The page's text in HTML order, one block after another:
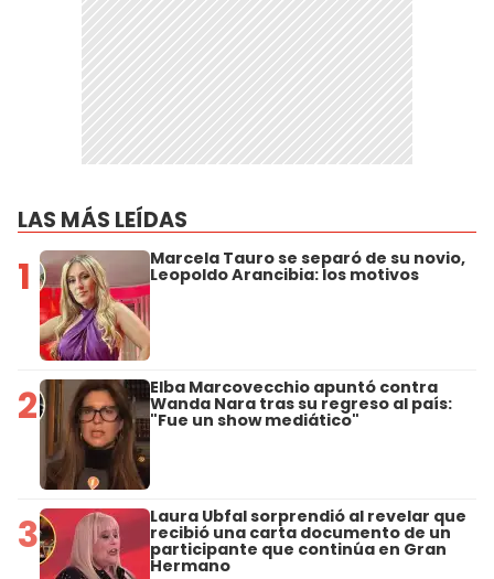
LAS MÁS LEÍDAS
1 Marcela Tauro se separó de su novio,
Leopoldo Arancibia: los motivos
2 Elba Marcovecchio apuntó contra
Wanda Nara tras su regreso al país:
"Fue un show mediático"
3 Laura Ubfal sorprendió al revelar que
recibió una carta documento de un
participante que continúa en Gran
Hermano